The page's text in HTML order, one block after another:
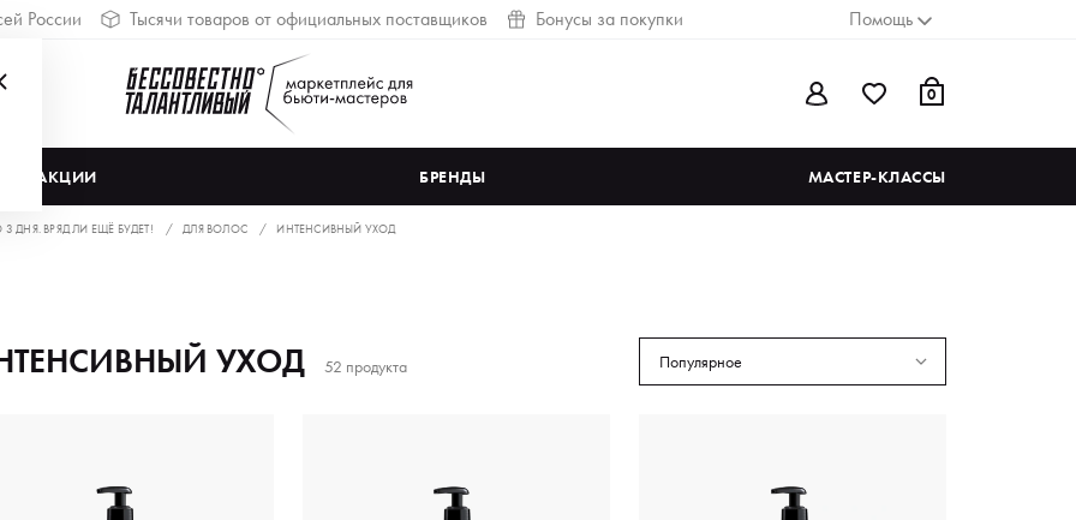
России Тысячи товаров от официальных поставщиков Бонусы за покупки Помощь
0
АКЦИИ БРЕНДЫ МАСТЕР-КЛАССЫ
ДНЯ. ВРЯД ЛИ ЕЩЁ БУДЕТ! ДЛЯ ВОЛОС ИНТЕНСИВНЫЙ УХОД
УХОД 52 продукта Популярное